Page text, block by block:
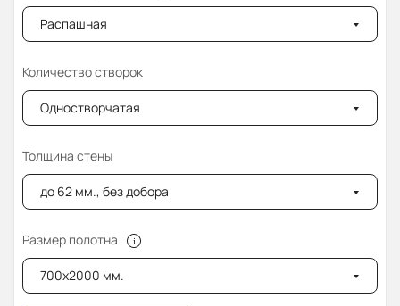
Распашная
Количество створок
Одностворчатая
Толщина стены
до 62 мм., без добора
Размер полотна
700x2000 мм.